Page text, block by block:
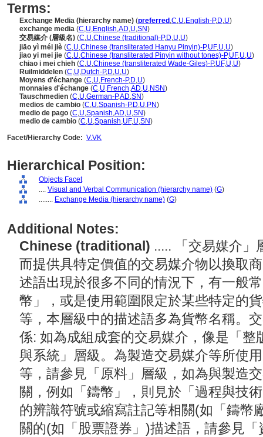
Terms:
Exchange Media (hierarchy name) (preferred ,C,U,English-P,D,U)
exchange media (C,U,English,AD,U,SN)
交易媒介 (層級名) (C,U,Chinese (traditional)-P,D,U,U)
jiāo yì méi jiè (C,U,Chinese (transliterated Hanyu Pinyin)-P,UF,U,U)
jiao yi mei jie (C,U,Chinese (transliterated Pinyin without tones)-P,UF,U,U)
chiao i mei chieh (C,U,Chinese (transliterated Wade-Giles)-P,UF,U,U)
Ruilmiddelen (C,U,Dutch-P,D,U,U)
Moyens d'échange (C,U,French-P,D,U)
monnaies d'échange (C,U,French,AD,U,NSN)
Tauschmedien (C,U,German-P,AD,SN)
medios de cambio (C,U,Spanish-P,D,U,PN)
medio de pago (C,U,Spanish,AD,U,SN)
medio de cambio (C,U,Spanish,UF,U,SN)
Facet/Hierarchy Code: V.VK
Hierarchical Position:
Objects Facet
.... Visual and Verbal Communication (hierarchy name) (G)
........ Exchange Media (hierarchy name) (G)
Additional Notes:
Chinese (traditional) ..... 「交易媒介」
而提供具特定價值的交易媒介物以換取
述語出現於很多不同的情況下，有一般
幣」，或是使用範圍限定於某些特定的
等，本層級中的描述語多為貨幣名稱。
係: 如為成組成套的交易媒介，像是「
與系統」層級。為製造交易媒介等所使
等，請參見「原料」層級，如為與製造
關，例如「鑄幣」，則見於「過程與技
的辨識符號或縮寫註記等相關(如「鑄幣
關的(如「股票證券」)描述語，請參見